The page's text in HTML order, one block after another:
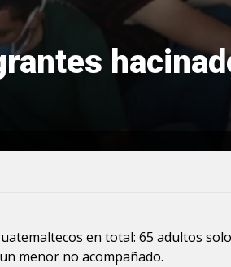
en total: 65 adultos
menor no acompañado.